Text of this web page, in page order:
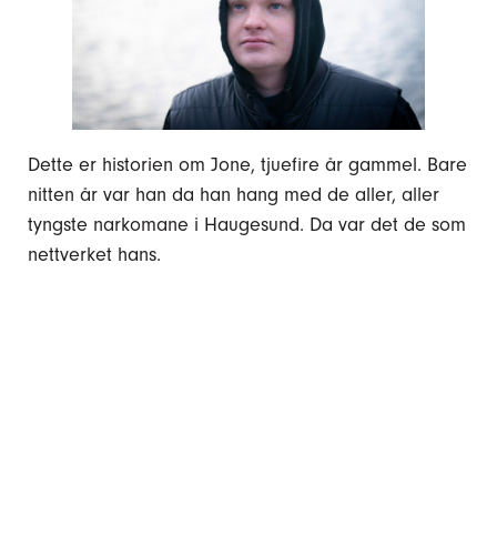
Dette er historien om Jone, tjuefire år gammel. Bare
nitten år var han da han hang med de aller, aller
tyngste narkomane i Haugesund. Da var det de som
nettverket hans.